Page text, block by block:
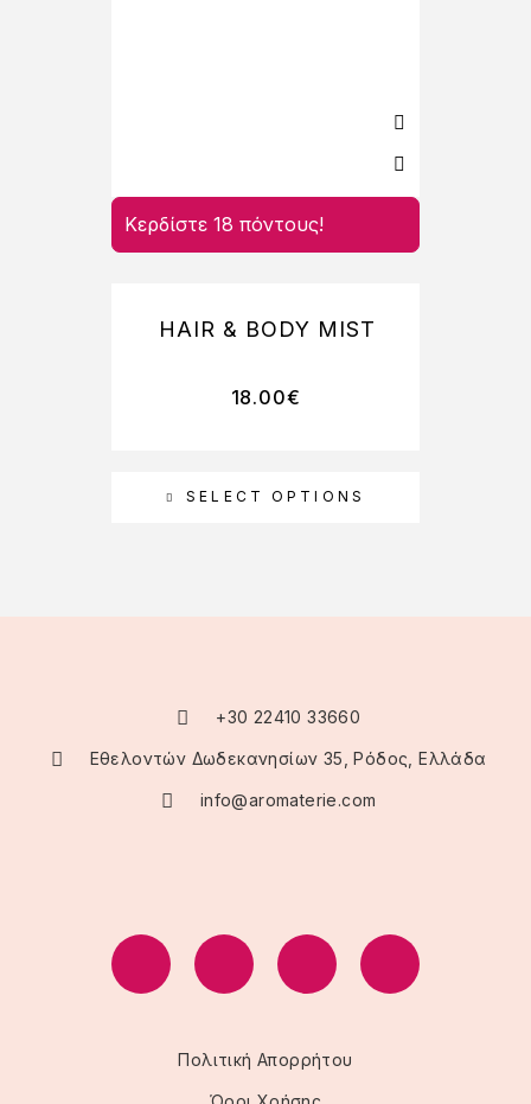
Κερδίστε 18 πόντους!
SELECT OPTIONS
HAIR & BODY MIST
18.00€
+30 22410 33660
Εθελοντών Δωδεκανησίων 35, Ρόδος, Ελλάδα
info@aromaterie.com
Πολιτική Απορρήτου